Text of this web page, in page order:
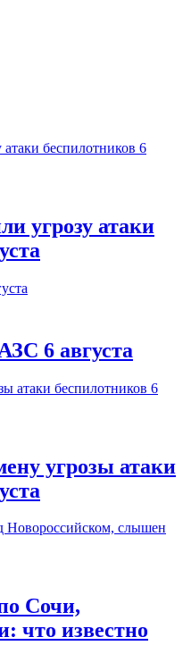
угрозу атаки
6 августа
угрозы атаки
Сочи,
что известно